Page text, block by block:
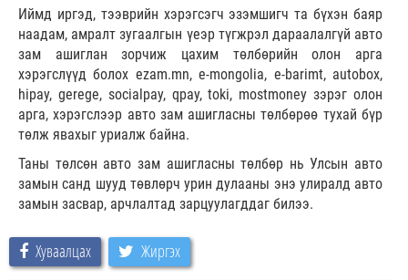
Иймд иргэд, тээврийн хэрэгсэгч эзэмшигч та бүхэн баяр
наадам, амралт зугаалгын үеэр түгжрэл дараалалгүй авто
зам ашиглан зорчиж цахим төлбөрийн олон арга
хэрэгслүүд болох ezam.mn, е-mongolia, e-barimt, autobox,
hipay, gerege, socialpay, qpay, toki, mostmoney зэрэг олон
арга, хэрэгслээр авто зам ашигласны төлбөрөө тухай бүр
төлж явахыг уриалж байна.
Таны төлсөн авто зам ашигласны төлбөр нь Улсын авто
замын санд шууд төвлөрч урин дулааны энэ улиралд авто
замын засвар, арчлалтад зарцуулагддаг билээ.
Хуваалцах Жиргэх